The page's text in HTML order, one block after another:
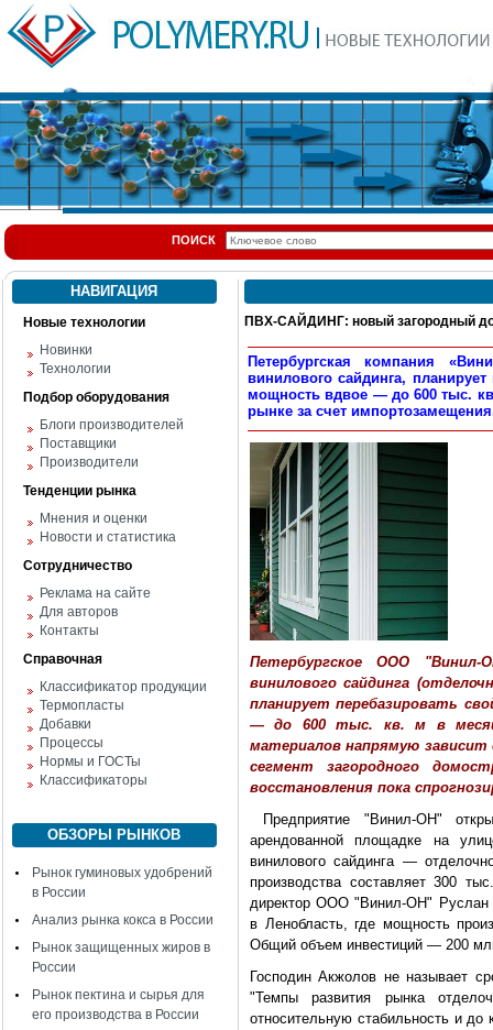
ПОИСК
НАВИГАЦИЯ
Новые технологии
Новинки
Технологии
Подбор оборудования
Блоги производителей
Поставщики
Производители
Тенденции рынка
Мнения и оценки
Новости и статистика
Сотрудничество
Реклама на сайте
Для авторов
Контакты
Справочная
Классификатор продукции
Термопласты
Добавки
Процессы
Нормы и ГОСТы
Классификаторы
ОБЗОРЫ РЫНКОВ
Рынок гуминовых удобрений
в России
Анализ рынка кокса в России
Рынок защищенных жиров в
России
Рынок пектина и сырья для
его производства в России
ПВХ-САЙДИНГ: новый загородный
Петербургская компания
винилового сайдинга,
мощность вдвое — до 600 тыс.
рынке за счет
Петербургское ООО
винилового сайдинга
планирует перебазировать
— до 600 тыс. кв. м в
материалов напрямую
сегмент загородного
восстановления пока
Предприятие "Винил-ОН"
арендованной площадке на
винилового сайдинга —
производства составляет 300
директор ООО "Винил-ОН" Руслан
в Ленобласть, где мощность
Общий объем инвестиций — 200
Господин Акжолов не называет
"Темпы развития рынка
относительную стабильность и